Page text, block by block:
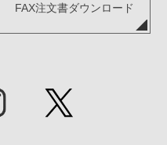
FAX注文書ダウンロード